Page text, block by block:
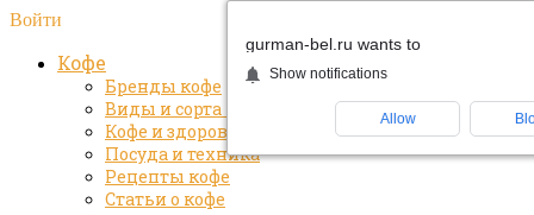
Войти
Кофе
Бренды кофе
Виды и сорта кофе
Кофе и здоровье
Посуда и техника
Рецепты кофе
Статьи о кофе
gurman-bel.ru wants to
Show notifications
Allow